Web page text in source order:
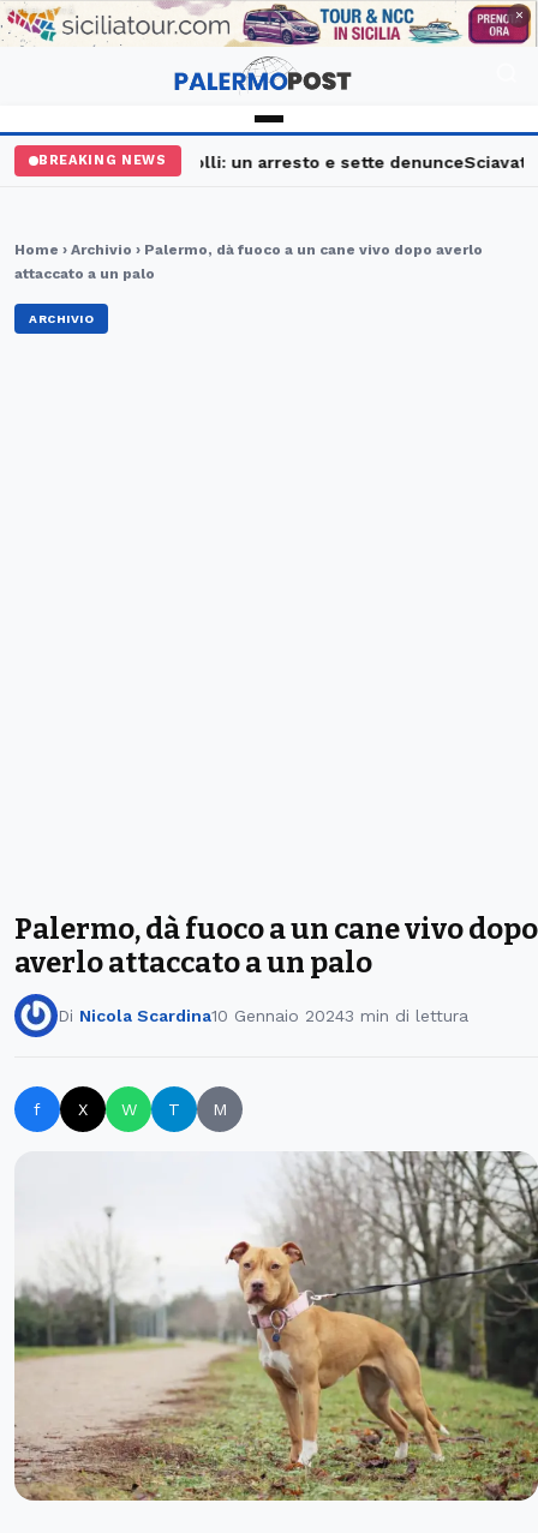
PUBBLICITÀ ×
BREAKING NEWS
maxi controlli: un arresto e sette denunceSciavata
Home › Archivio › Palermo, dà fuoco a un cane vivo dopo averlo
attaccato a un palo
ARCHIVIO
Palermo, dà fuoco a un cane vivo dopo
averlo attaccato a un palo
Di Nicola Scardina10 Gennaio 20243 min di lettura
f X W T M